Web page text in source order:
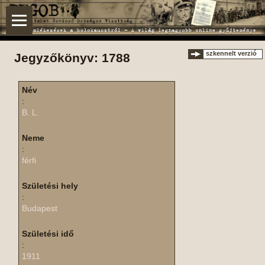
Jegyzőkönyv: 1788 szkennelt verzió
Név
:
B. L.
Neme
:
férfi
Születési hely
:
Budapest
Születési idő
:
1911